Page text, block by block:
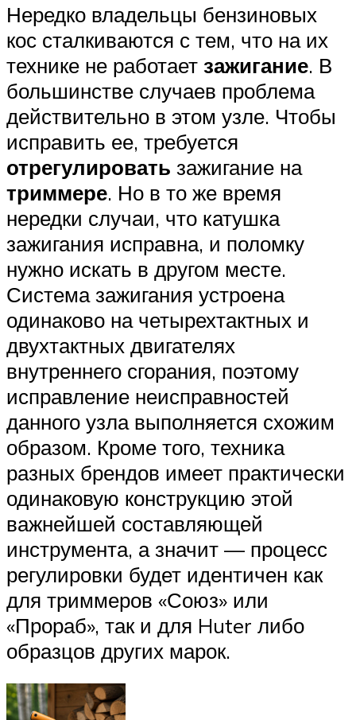
Нередко владельцы бензиновых
кос сталкиваются с тем, что на их
технике не работает зажигание. В
большинстве случаев проблема
действительно в этом узле. Чтобы
исправить ее, требуется
отрегулировать зажигание на
триммере. Но в то же время
нередки случаи, что катушка
зажигания исправна, и поломку
нужно искать в другом месте.
Система зажигания устроена
одинаково на четырехтактных и
двухтактных двигателях
внутреннего сгорания, поэтому
исправление неисправностей
данного узла выполняется схожим
образом. Кроме того, техника
разных брендов имеет практически
одинаковую конструкцию этой
важнейшей составляющей
инструмента, а значит — процесс
регулировки будет идентичен как
для триммеров «Союз» или
«Прораб», так и для Huter либо
образцов других марок.